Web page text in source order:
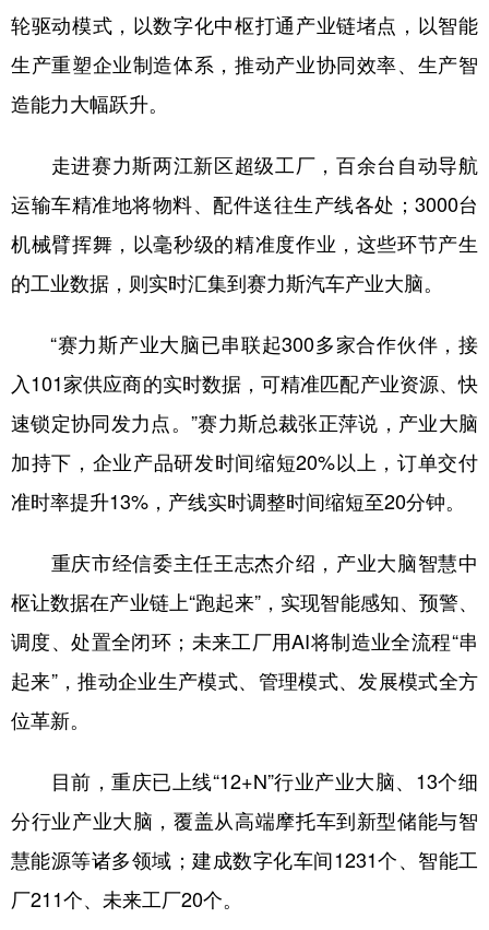
轮驱动模式，以数字化中枢打通产业链堵点，以智能
生产重塑企业制造体系，推动产业协同效率、生产智
造能力大幅跃升。
走进赛力斯两江新区超级工厂，百余台自动导航
运输车精准地将物料、配件送往生产线各处；3000台
机械臂挥舞，以毫秒级的精准度作业，这些环节产生
的工业数据，则实时汇集到赛力斯汽车产业大脑。
“赛力斯产业大脑已串联起300多家合作伙伴，接
入101家供应商的实时数据，可精准匹配产业资源、快
速锁定协同发力点。”赛力斯总裁张正萍说，产业大脑
加持下，企业产品研发时间缩短20%以上，订单交付
准时率提升13%，产线实时调整时间缩短至20分钟。
重庆市经信委主任王志杰介绍，产业大脑智慧中
枢让数据在产业链上“跑起来”，实现智能感知、预警、
调度、处置全闭环；未来工厂用AI将制造业全流程“串
起来”，推动企业生产模式、管理模式、发展模式全方
位革新。
目前，重庆已上线“12+N”行业产业大脑、13个细
分行业产业大脑，覆盖从高端摩托车到新型储能与智
慧能源等诸多领域；建成数字化车间1231个、智能工
厂211个、未来工厂20个。